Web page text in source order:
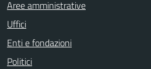
Aree amministrative
Uffici
Enti e fondazioni
Politici